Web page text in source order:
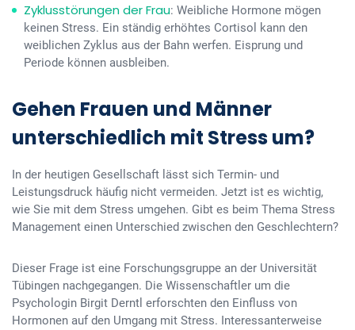
Zyklusstörungen der Frau: Weibliche Hormone mögen
keinen Stress. Ein ständig erhöhtes Cortisol kann den
weiblichen Zyklus aus der Bahn werfen. Eisprung und
Periode können ausbleiben.
Gehen Frauen und Männer
unterschiedlich mit Stress um?
In der heutigen Gesellschaft lässt sich Termin- und
Leistungsdruck häufig nicht vermeiden. Jetzt ist es wichtig,
wie Sie mit dem Stress umgehen. Gibt es beim Thema Stress
Management einen Unterschied zwischen den Geschlechtern?
Dieser Frage ist eine Forschungsgruppe an der Universität
Tübingen nachgegangen. Die Wissenschaftler um die
Psychologin Birgit Derntl erforschten den Einfluss von
Hormonen auf den Umgang mit Stress. Interessanterweise